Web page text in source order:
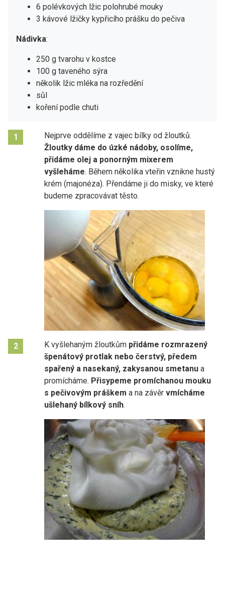
6 polévkových lžic polohrubé mouky
3 kávové lžičky kypřicího prášku do pečiva
Nádivka:
250 g tvarohu v kostce
100 g taveného sýra
několik lžic mléka na rozředění
sůl
koření podle chuti
1
Nejprve oddělíme z vajec bílky od žloutků.
Žloutky dáme do úzké nádoby, osolíme,
přidáme olej a ponorným mixerem
vyšleháme. Během několika vteřin vznikne hustý
krém (majonéza). Přendáme ji do misky, ve které
budeme zpracovávat těsto.
2 K vyšlehaným žloutkům přidáme rozmrazený
špenátový protlak nebo čerstvý, předem
spařený a nasekaný, zakysanou smetanu a
promícháme. Přisypeme promíchanou mouku
s pečivovým práškem a na závěr vmícháme
ušlehaný bílkový sníh.